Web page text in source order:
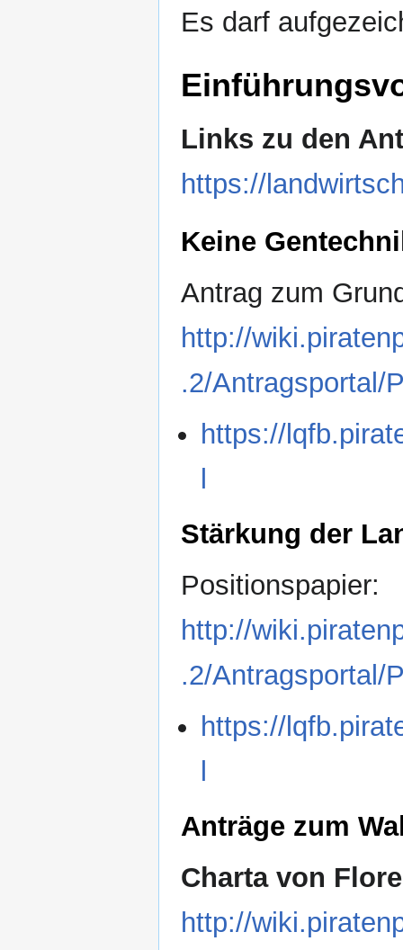
Es darf
Links zu den
https://
Keine
Antrag zum
http://
.2/Antragsportal/
https://
Stärkung der
Positionspapier:
http://
.2/Antragsportal/
https://
Anträge zum
Charta von
http://